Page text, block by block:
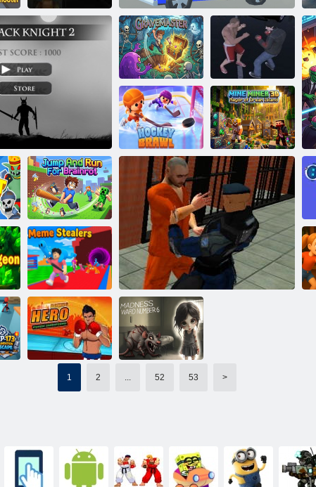
Apokalypsa krava
Päť nocí v Old
Toy Factory
Knight 2
Majster hrobu Fighting Club 2
Hokejový súboj
Miner 3D:
Starosta ostrova
snov
Taliansky
Brainrot: Skoč a
utekaj
Meme Thieves
1 2 ... 52 53 >